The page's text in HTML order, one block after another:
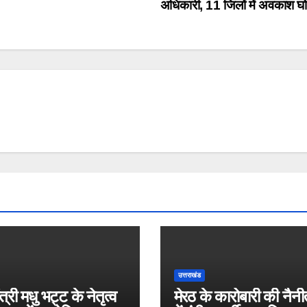
अधिकारी, 11 जिलों में अवकाश
मधु भट्ट के नेतृत्व
उत्तराखंड
मेरठ के कारोबारी की